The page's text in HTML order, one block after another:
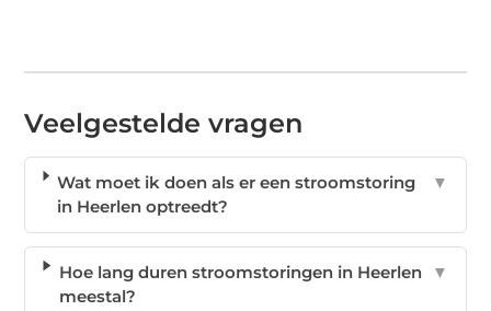
Veelgestelde vragen
Wat moet ik doen als er een stroomstoring
in Heerlen optreedt?
▼
Hoe lang duren stroomstoringen in Heerlen
meestal?
▼